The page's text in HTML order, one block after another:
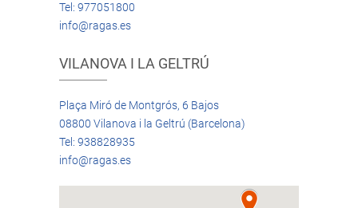
Tel: 977051800
info@ragas.es
VILANOVA I LA GELTRÚ
Plaça Miró de Montgrós, 6 Bajos
08800 Vilanova i la Geltrú (Barcelona)
Tel: 938828935
info@ragas.es